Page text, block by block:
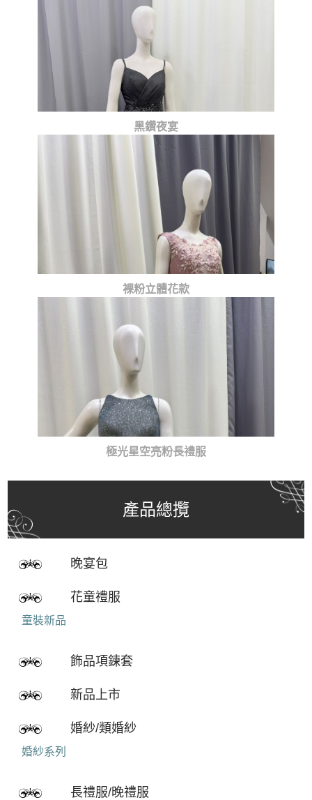
黑鑽夜宴
裸粉立體花款
極光星空亮粉長禮服
產品總攬
晚宴包
花童禮服
童裝新品
飾品項鍊套
新品上市
婚紗/類婚紗
婚紗系列
長禮服/晚禮服